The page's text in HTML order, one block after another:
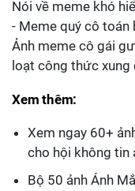
Nói về meme khó
- Meme quý cô toán
Ảnh meme cô gái
loạt công thức xung
Xem thêm:
Xem ngay 60+
cho hội không tin
Bộ 50 ảnh Ánh